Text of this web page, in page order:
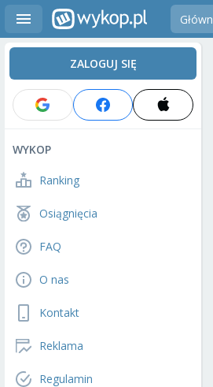
ZALOGUJ SIĘ
WYKOP
Ranking
Osiągnięcia
FAQ
O nas
Kontakt
Reklama
Regulamin